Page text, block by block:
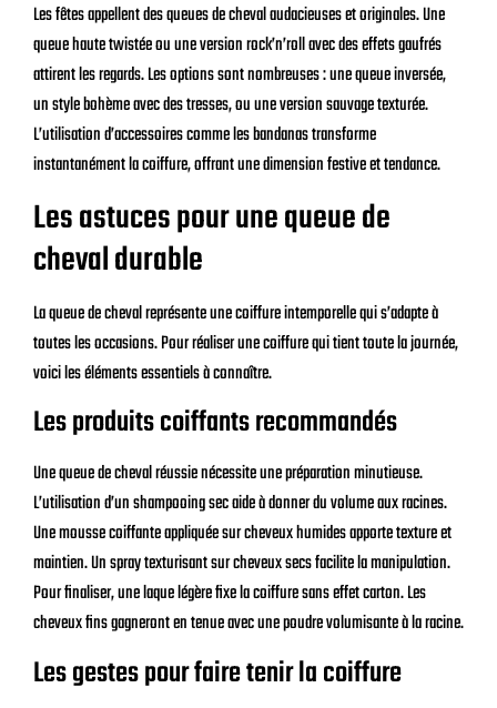
Les fêtes appellent des queues de cheval audacieuses et originales. Une
queue haute twistée ou une version rock’n’roll avec des effets gaufrés
attirent les regards. Les options sont nombreuses : une queue inversée,
un style bohème avec des tresses, ou une version sauvage texturée.
L’utilisation d’accessoires comme les bandanas transforme
instantanément la coiffure, offrant une dimension festive et tendance.
Les astuces pour une queue de
cheval durable
La queue de cheval représente une coiffure intemporelle qui s’adapte à
toutes les occasions. Pour réaliser une coiffure qui tient toute la journée,
voici les éléments essentiels à connaître.
Les produits coiffants recommandés
Une queue de cheval réussie nécessite une préparation minutieuse.
L’utilisation d’un shampooing sec aide à donner du volume aux racines.
Une mousse coiffante appliquée sur cheveux humides apporte texture et
maintien. Un spray texturisant sur cheveux secs facilite la manipulation.
Pour finaliser, une laque légère fixe la coiffure sans effet carton. Les
cheveux fins gagneront en tenue avec une poudre volumisante à la racine.
Les gestes pour faire tenir la coiffure